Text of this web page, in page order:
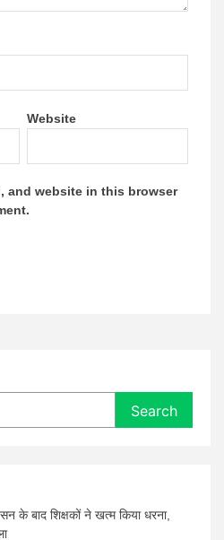
Website
and website in this browser
Search
के बाद शिक्षकों ने खत्म किया धरना,